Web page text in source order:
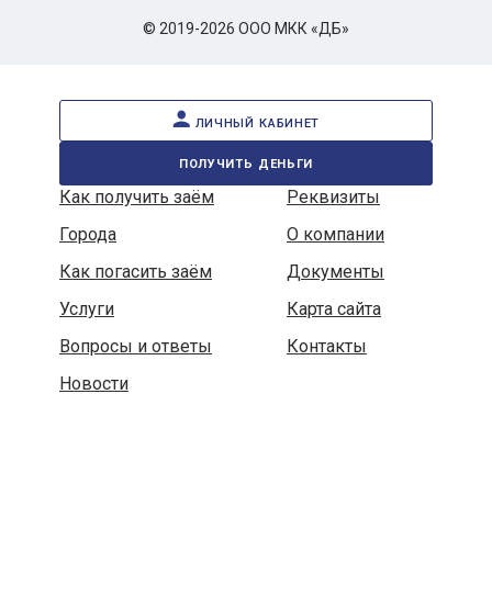
© 2019-2026 ООО МКК «ДБ»
личный кабинет
получить деньги
Как получить заём
Реквизиты
Города
О компании
Как погасить заём
Документы
Услуги
Карта сайта
Вопросы и ответы
Контакты
Новости